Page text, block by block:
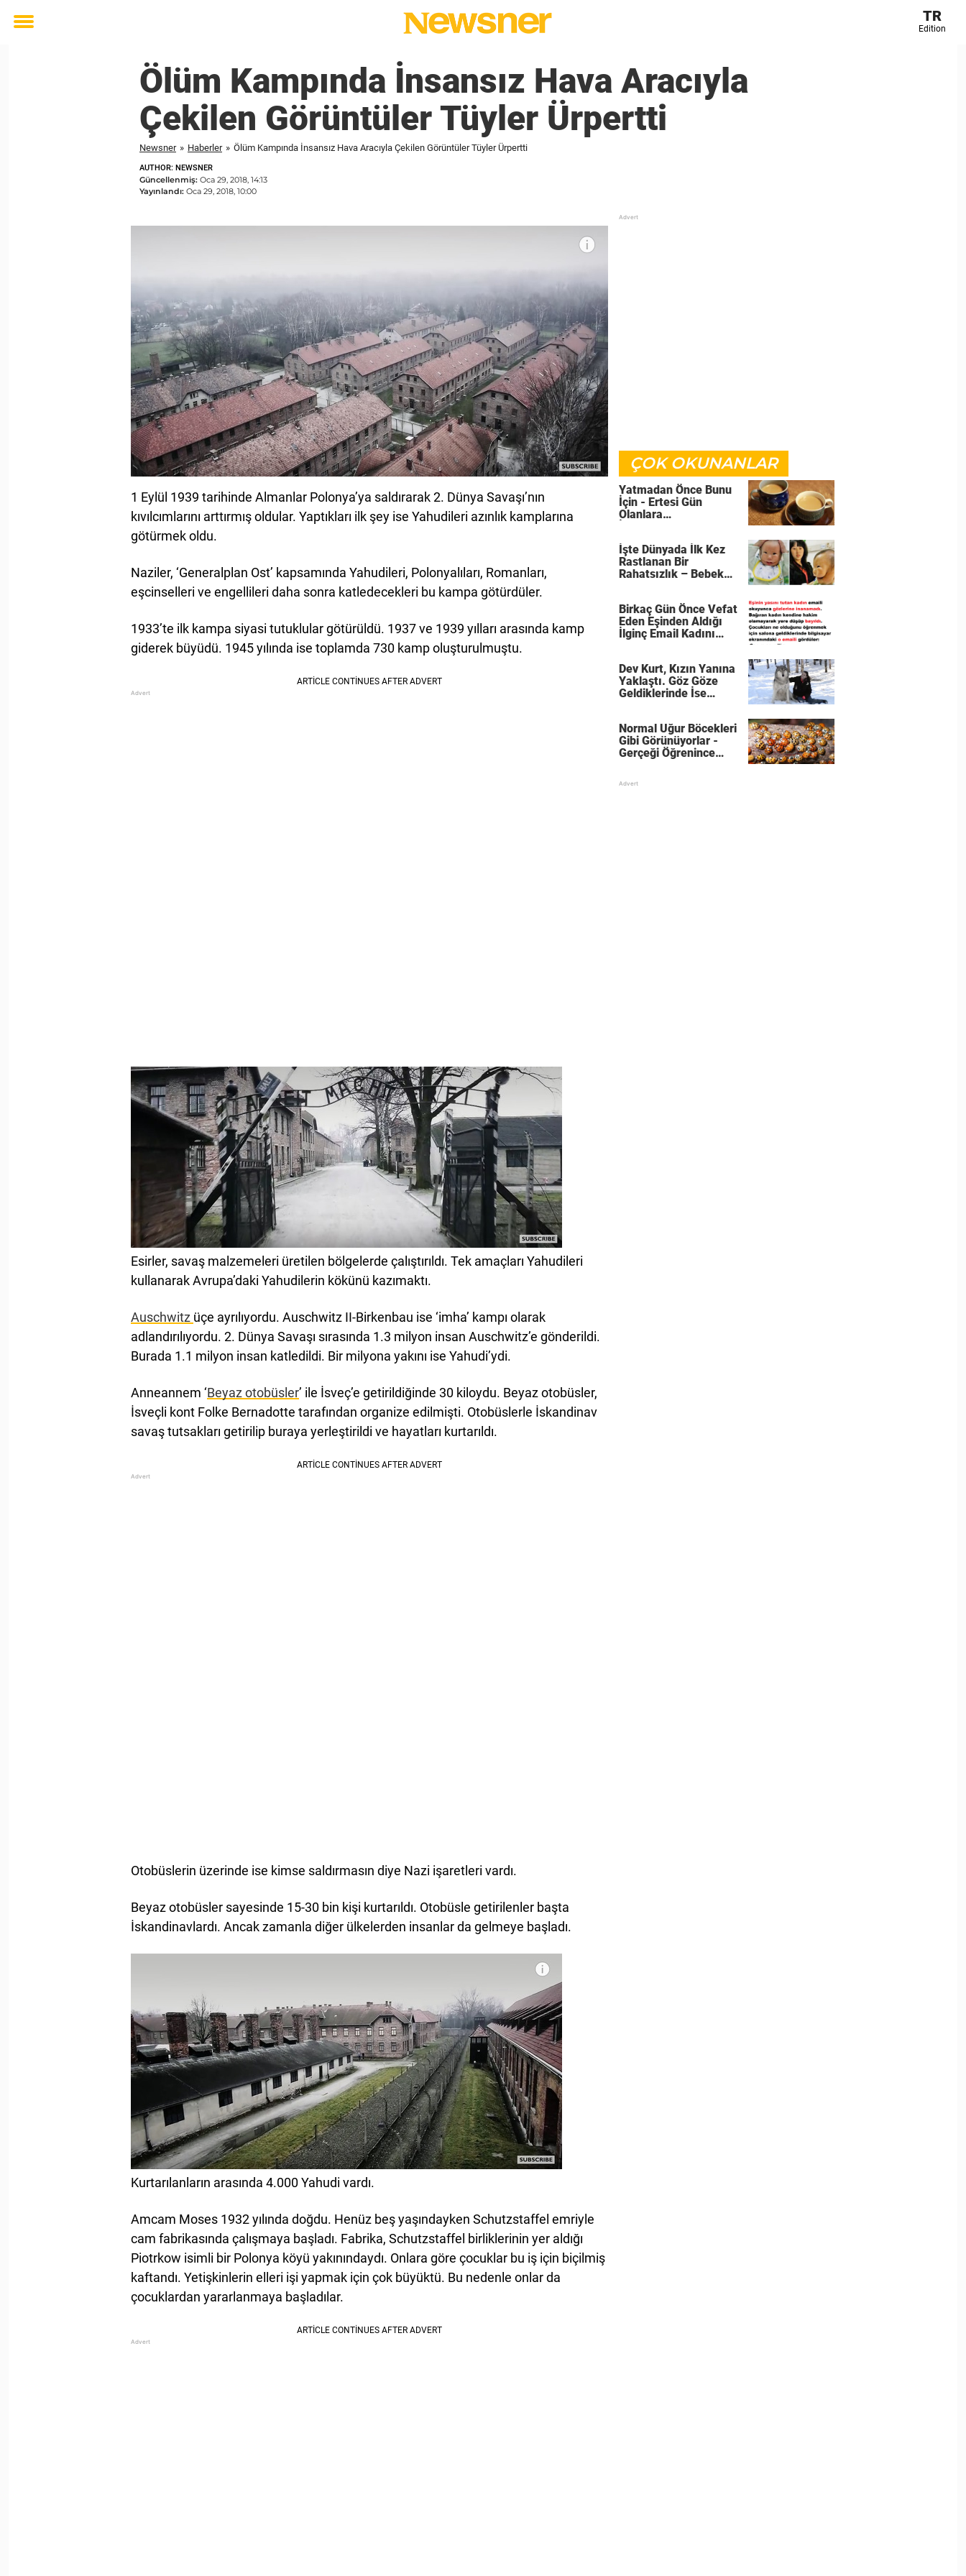
Toggle
TR
Edition
Ölüm Kampında İnsansız Hava Aracıyla
Çekilen Görüntüler Tüyler Ürpertti
Newsner » Haberler » Ölüm Kampında İnsansız Hava Aracıyla Çekilen Görüntüler Tüyler Ürpertti
AUTHOR: NEWSNER
Güncellenmiş: Oca 29, 2018, 14:13
Yayınlandı: Oca 29, 2018, 10:00
1 Eylül 1939 tarihinde Almanlar Polonya’ya saldırarak 2. Dünya Savaşı’nın
kıvılcımlarını arttırmış oldular. Yaptıkları ilk şey ise Yahudileri azınlık kamplarına
götürmek oldu.
Naziler, ‘Generalplan Ost’ kapsamında Yahudileri, Polonyalıları, Romanları,
eşcinselleri ve engellileri daha sonra katledecekleri bu kampa götürdüler.
1933’te ilk kampa siyasi tutuklular götürüldü. 1937 ve 1939 yılları arasında kamp
giderek büyüdü. 1945 yılında ise toplamda 730 kamp oluşturulmuştu.
Esirler, savaş malzemeleri üretilen bölgelerde çalıştırıldı. Tek amaçları Yahudileri
kullanarak Avrupa’daki Yahudilerin kökünü kazımaktı.
Auschwitz üçe ayrılıyordu. Auschwitz II-Birkenbau ise ‘imha’ kampı olarak
adlandırılıyordu. 2. Dünya Savaşı sırasında 1.3 milyon insan Auschwitz’e gönderildi.
Burada 1.1 milyon insan katledildi. Bir milyona yakını ise Yahudi’ydi.
Anneannem ‘Beyaz otobüsler’ ile İsveç’e getirildiğinde 30 kiloydu. Beyaz otobüsler,
İsveçli kont Folke Bernadotte tarafından organize edilmişti. Otobüslerle İskandinav
savaş tutsakları getirilip buraya yerleştirildi ve hayatları kurtarıldı.
Otobüslerin üzerinde ise kimse saldırmasın diye Nazi işaretleri vardı.
Beyaz otobüsler sayesinde 15-30 bin kişi kurtarıldı. Otobüsle getirilenler başta
İskandinavlardı. Ancak zamanla diğer ülkelerden insanlar da gelmeye başladı.
Kurtarılanların arasında 4.000 Yahudi vardı.
Amcam Moses 1932 yılında doğdu. Henüz beş yaşındayken Schutzstaffel emriyle
cam fabrikasında çalışmaya başladı. Fabrika, Schutzstaffel birliklerinin yer aldığı
Piotrkow isimli bir Polonya köyü yakınındaydı. Onlara göre çocuklar bu iş için biçilmiş
kaftandı. Yetişkinlerin elleri işi yapmak için çok büyüktü. Bu nedenle onlar da
çocuklardan yararlanmaya başladılar.
ÇOK OKUNANLAR
Yatmadan Önce Bunu
İçin - Ertesi Gün
Olanlara
İşte Dünyada İlk Kez
Rastlanan Bir
Rahatsızlık – Bebek
Birkaç Gün Önce Vefat
Eden Eşinden Aldığı
İlginç Email Kadını
Dev Kurt, Kızın Yanına
Yaklaştı. Göz Göze
Geldiklerinde İse
Normal Uğur Böcekleri
Gibi Görünüyorlar -
Gerçeği Öğrenince